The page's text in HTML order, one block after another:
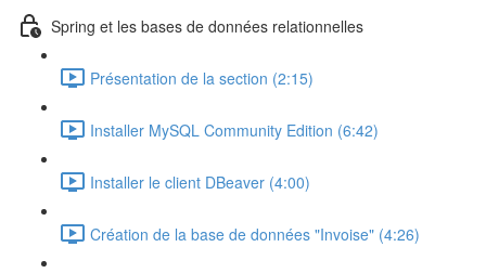
Spring et les bases de données relationnelles
Présentation de la section (2:15)
Installer MySQL Community Edition (6:42)
Installer le client DBeaver (4:00)
Création de la base de données "Invoise" (4:26)